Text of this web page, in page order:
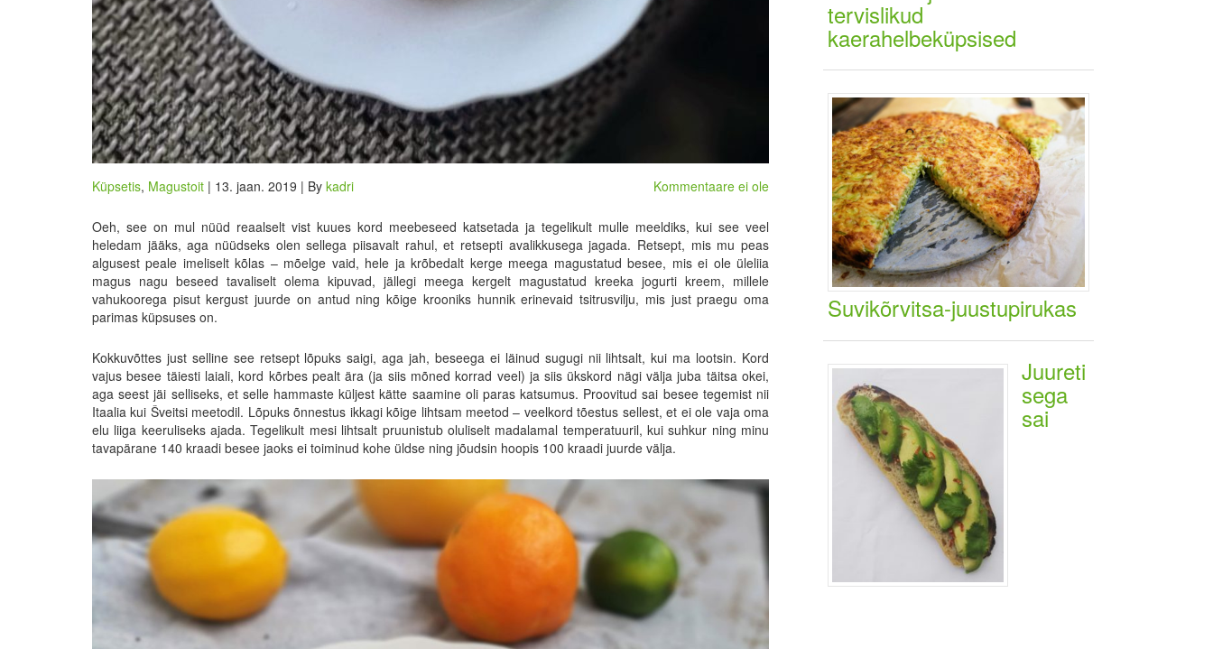
Küpsetis, Magustoit | 13. jaan. 2019 | By kadri Kommentaare ei ole
Oeh, see on mul nüüd reaalselt vist kuues kord meebeseed katsetada ja tegelikult mulle meeldiks, kui see veel
heledam jääks, aga nüüdseks olen sellega piisavalt rahul, et retsepti avalikkusega jagada. Retsept, mis mu peas
algusest peale imeliselt kõlas – mõelge vaid, hele ja krõbedalt kerge meega magustatud besee, mis ei ole üleliia
magus nagu beseed tavaliselt olema kipuvad, jällegi meega kergelt magustatud kreeka jogurti kreem, millele
vahukoorega pisut kergust juurde on antud ning kõige krooniks hunnik erinevaid tsitrusvilju, mis just praegu oma
parimas küpsuses on.
Kokkuvõttes just selline see retsept lõpuks saigi, aga jah, beseega ei läinud sugugi nii lihtsalt, kui ma lootsin. Kord
vajus besee täiesti laiali, kord kõrbes pealt ära (ja siis mõned korrad veel) ja siis ükskord nägi välja juba täitsa okei,
aga seest jäi selliseks, et selle hammaste küljest kätte saamine oli paras katsumus. Proovitud sai besee tegemist nii
Itaalia kui Šveitsi meetodil. Lõpuks õnnestus ikkagi kõige lihtsam meetod – veelkord tõestus sellest, et ei ole vaja oma
elu liiga keeruliseks ajada. Tegelikult mesi lihtsalt pruunistub oluliselt madalamal temperatuuril, kui suhkur ning minu
tavapärane 140 kraadi besee jaoks ei toiminud kohe üldse ning jõudsin hoopis 100 kraadi juurde välja.
tervislikud
kaerahelbeküpsised
Suvikõrvitsa-juustupirukas
Juureti
sega
sai